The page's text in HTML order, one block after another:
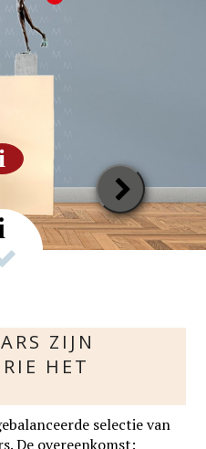
Next
Slide
ZIJN
HET
selectie van
De overeenkomst: